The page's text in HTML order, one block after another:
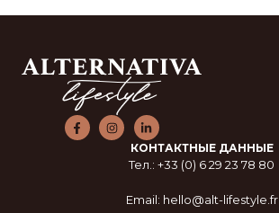
КОНТАКТНЫЕ ДАННЫЕ
Тел.: +33 (0) 6 29 23 78 80
Email: hello@alt-lifestyle.fr